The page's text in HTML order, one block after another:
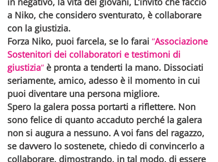
a Niko, che considero sventurato, è collaborare
con la giustizia.
Forza Niko, puoi farcela, se lo farai “Associazione
Sostenitori dei collaboratori e testimoni di
giustizia“ è pronta a tenderti la mano. Dissociati
seriamente, amico, adesso è il momento in cui
puoi diventare una persona migliore.
Spero la galera possa portarti a riflettere. Non
sono felice di quanto accaduto perché la galera
non si augura a nessuno. A voi fans del ragazzo,
se davvero lo sostenete, chiedo di convincerlo a
collaborare, dimostrando, in tal modo, di essere